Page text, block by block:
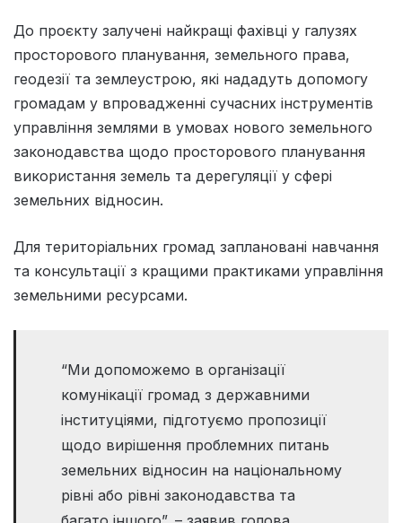
До проєкту залучені найкращі фахівці у галузях
просторового планування, земельного права,
геодезії та землеустрою, які нададуть допомогу
громадам у впровадженні сучасних інструментів
управління землями в умовах нового земельного
законодавства щодо просторового планування
використання земель та дерегуляції у сфері
земельних відносин.
Для територіальних громад заплановані навчання
та консультації з кращими практиками управління
земельними ресурсами.
“Ми допоможемо в організації
комунікації громад з державними
інституціями, підготуємо пропозиції
щодо вирішення проблемних питань
земельних відносин на національному
рівні або рівні законодавства та